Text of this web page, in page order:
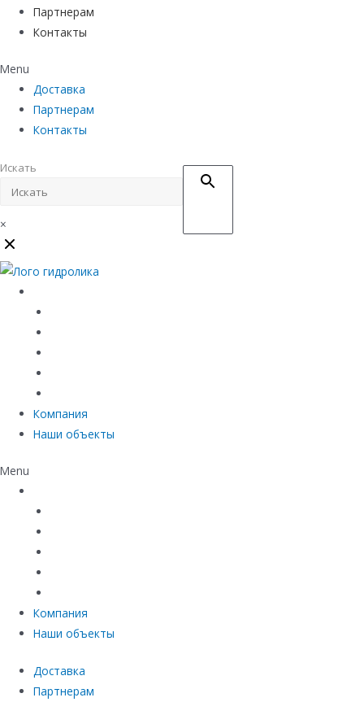
Партнерам
Контакты
Menu
Доставка
Партнерам
Контакты
Искать
×
Компания
Наши объекты
Menu
Компания
Наши объекты
Доставка
Партнерам